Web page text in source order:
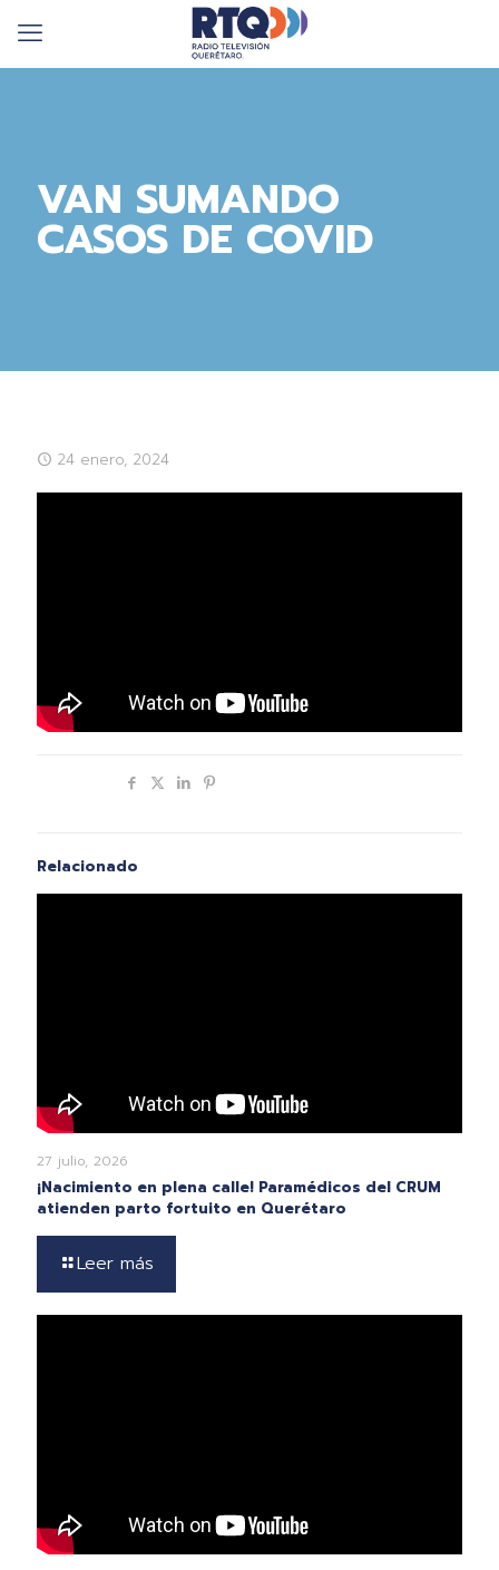
VAN SUMANDO
CASOS DE COVID
24 enero, 2024
Relacionado
27 julio, 2026
¡Nacimiento en plena calle! Paramédicos del CRUM
atienden parto fortuito en Querétaro
Leer más